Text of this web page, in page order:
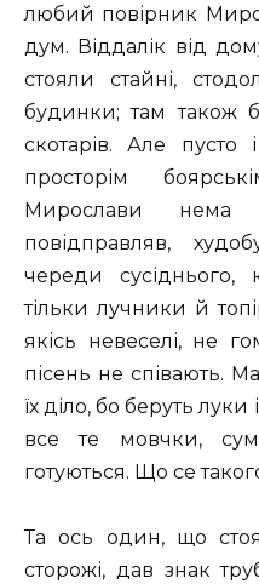
любий повірник
дум. Віддалік від
стояли стайні,
будинки; там також
скотарів. Але пусто
просторім
Мирослави нема
повідправляв,
череди сусіднього,
тільки лучники й
якісь невеселі, не
пісень не співають.
їх діло, бо беруть
все те мовчки,
готуються. Що се
Та ось один, що
сторожі, дав знак